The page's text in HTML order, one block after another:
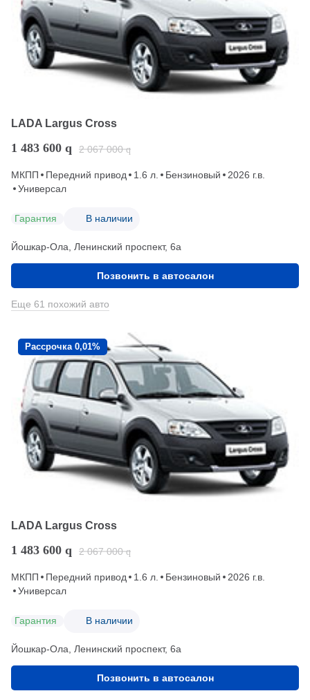
LADA Largus Cross
1 483 600 q 2 067 000 q
МКПП Передний привод 1.6 л. Бензиновый
2026 г.в.
Универсал
Гарантия В наличии
Йошкар-Ола, Ленинский проспект, 6а
Позвонить в автосалон
Еще 61 похожий авто
Рассрочка 0,01%
LADA Largus Cross
1 483 600 q 2 067 000 q
МКПП Передний привод 1.6 л. Бензиновый
2026 г.в.
Универсал
Гарантия В наличии
Йошкар-Ола, Ленинский проспект, 6а
Позвонить в автосалон